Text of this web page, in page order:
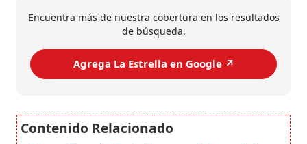
Encuentra más de nuestra cobertura en los resultados
de búsqueda.
Agrega La Estrella en Google ↗️